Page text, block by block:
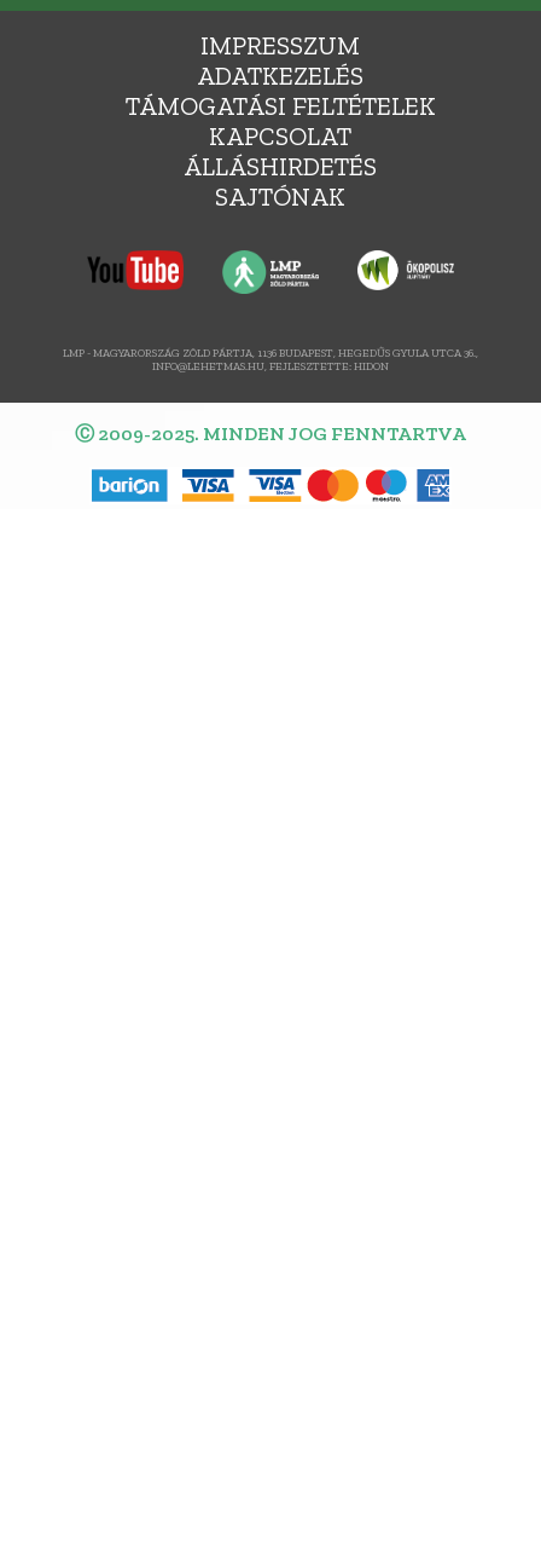
IMPRESSZUM
ADATKEZELÉS
TÁMOGATÁSI FELTÉTELEK
KAPCSOLAT
ÁLLÁSHIRDETÉS
SAJTÓNAK
LMP - MAGYARORSZÁG ZÖLD PÁRTJA, 1136 BUDAPEST, HEGEDŰS GYULA UTCA 36.,
INFO@LEHETMAS.HU, FEJLESZTETTE:HIDON
Ⓒ 2009-2025. MINDEN JOG FENNTARTVA